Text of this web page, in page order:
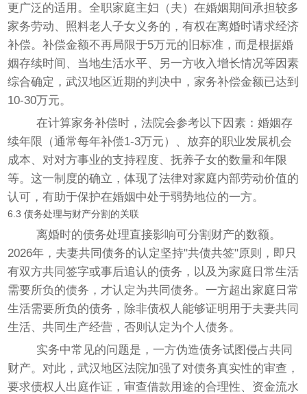
更广泛的适用。全职家庭主妇（夫）在婚姻期间承担较多
家务劳动、照料老人子女义务的，有权在离婚时请求经济
补偿。补偿金额不再局限于5万元的旧标准，而是根据婚
姻存续时间、当地生活水平、另一方收入增长情况等因素
综合确定，武汉地区近期的判决中，家务补偿金额已达到
10-30万元。
在计算家务补偿时，法院会参考以下因素：婚姻存
续年限（通常每年补偿1-3万元）、放弃的职业发展机会
成本、对对方事业的支持程度、抚养子女的数量和年限
等。这一制度的确立，体现了法律对家庭内部劳动价值的
认可，有助于保护在婚姻中处于弱势地位的一方。
6.3 债务处理与财产分割的关联
离婚时的债务处理直接影响可分割财产的数额。
2026年，夫妻共同债务的认定坚持"共债共签"原则，即只
有双方共同签字或事后追认的债务，以及为家庭日常生活
需要所负的债务，才认定为共同债务。一方超出家庭日常
生活需要所负的债务，除非债权人能够证明用于夫妻共同
生活、共同生产经营，否则认定为个人债务。
实务中常见的问题是，一方伪造债务试图侵占共同
财产。对此，武汉地区法院加强了对债务真实性的审查，
要求债权人出庭作证，审查借款用途的合理性、资金流水